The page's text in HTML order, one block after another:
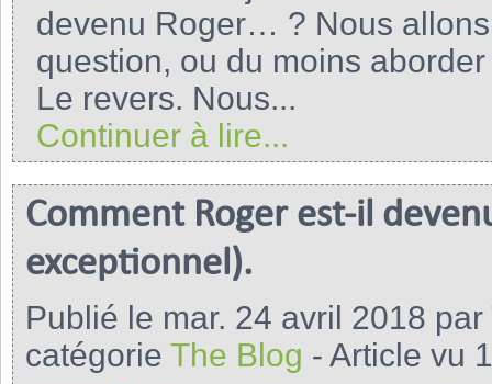
devenu Roger… ? Nous
question, ou du moins
Le revers. Nous...
Continuer à lire...
Comment Roger est-il
exceptionnel).
Publié le mar. 24 avril 2018 par
catégorie The Blog - Article vu